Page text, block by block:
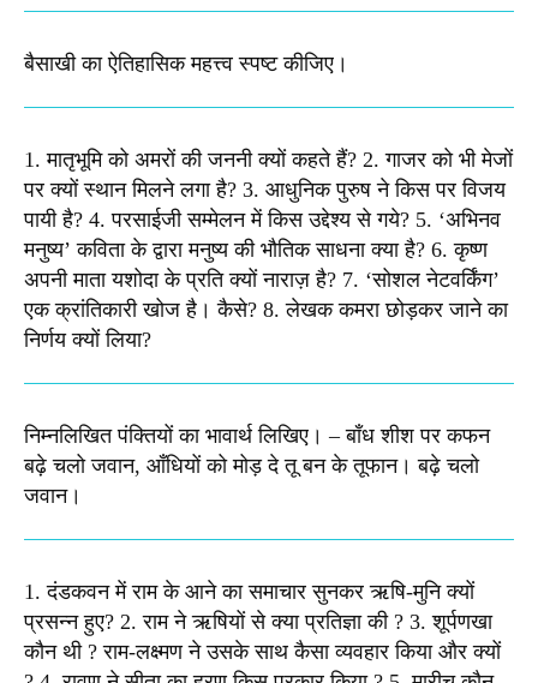
बैसाखी का ऐतिहासिक महत्त्व स्पष्ट कीजिए।​
1. मातृभूमि को अमरों की जननी क्यों कहते हैं? 2. गाजर को भी मेजों
पर क्यों स्थान मिलने लगा है? 3. आधुनिक पुरुष ने किस पर विजय
पायी है? 4. परसाईजी सम्मेलन में किस उद्देश्य से गये? 5. ‘अभिनव
मनुष्य’ कविता के द्वारा मनुष्य की भौतिक साधना क्या है? 6. कृष्ण
अपनी माता यशोदा के प्रति क्यों नाराज़ है? 7. ‘सोशल नेटवर्किंग’
एक क्रांतिकारी खोज है। कैसे? 8. लेखक कमरा छोड़कर जाने का
निर्णय क्यों लिया?​
निम्नलिखित पंक्तियों का भावार्थ लिखिए। – बाँध शीश पर कफन
बढ़े चलो जवान, आँधियों को मोड़ दे तू बन के तूफान। बढ़े चलो
जवान। ​
1. दंडकवन में राम के आने का समाचार सुनकर ऋषि-मुनि क्यों
प्रसन्न हुए? 2. राम ने ऋषियों से क्या प्रतिज्ञा की ? 3. शूर्पणखा
कौन थी ? राम-लक्ष्मण ने उसके साथ कैसा व्यवहार किया और क्यों